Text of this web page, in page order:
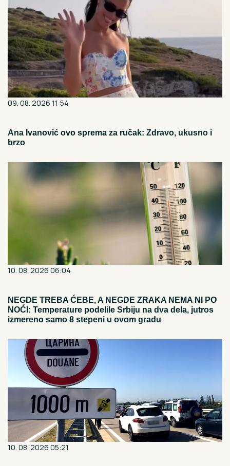
09. 08. 2026 11:54
Ana Ivanović ovo sprema za ručak: Zdravo, ukusno i
brzo
10. 08. 2026 06:04
NEGDE TREBA ĆEBE, A NEGDE ZRAKA NEMA NI PO
NOĆI: Temperature podelile Srbiju na dva dela, jutros
izmereno samo 8 stepeni u ovom gradu
10. 08. 2026 05:21